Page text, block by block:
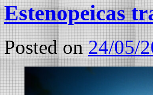
Estenopeicas
Posted on 24/05/